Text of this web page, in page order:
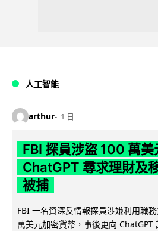
人工智能
arthur 1 日
FBI 探員涉盜 100 萬
ChatGPT 尋求理財及
被捕
FBI 一名資深反情報探員涉嫌利用職
萬美元加密貨幣，事後更向 ChatGPT